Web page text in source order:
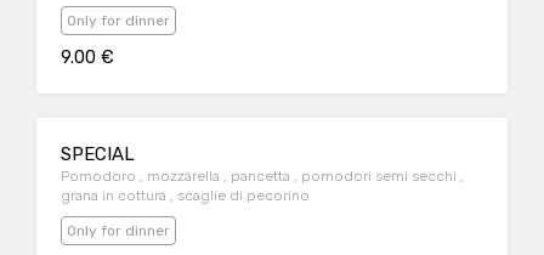
Only for dinner
9.00 €
SPECIAL
Pomodoro , mozzarella , pancetta , pomodori semi secchi ,
grana in cottura , scaglie di pecorino
Only for dinner